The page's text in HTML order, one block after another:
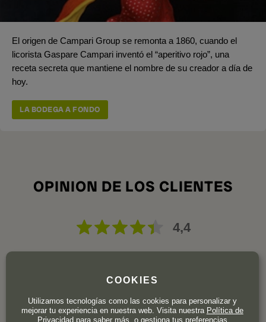
El origen de Campari Group se remonta a 1860, cuando el
licorista Gaspare Campari inventó el “aperitivo rojo”, una
receta secreta que mantiene el nombre de su creador a día de
hoy.
LA BODEGA A FONDO
OPINION DE LOS CLIENTES
4,4
5
7
COOKIES
Utilizamos tecnologías como las cookies para personalizar y
mejorar tu experiencia en nuestra web. Visita nuestra Política de
Privacidadpara saber más, o gestiona tus preferencias